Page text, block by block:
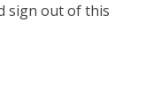
sign out of this